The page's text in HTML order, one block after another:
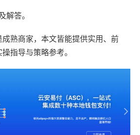
解答。
熟商家，本文皆能提供实用、前
指导与策略参考。